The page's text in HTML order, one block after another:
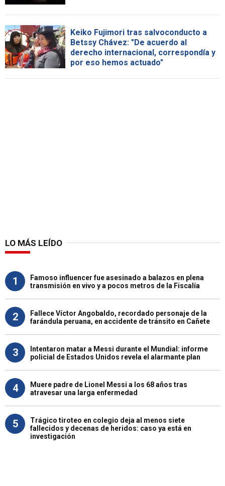
Keiko Fujimori tras salvoconducto a
Betssy Chávez: "De acuerdo al
derecho internacional, correspondía y
por eso hemos actuado"
LO MÁS LEÍDO
1
Famoso influencer fue asesinado a balazos en plena
transmisión en vivo y a pocos metros de la Fiscalía
2
Fallece Víctor Angobaldo, recordado personaje de la
farándula peruana, en accidente de tránsito en Cañete
3
Intentaron matar a Messi durante el Mundial: informe
policial de Estados Unidos revela el alarmante plan
4
Muere padre de Lionel Messi a los 68 años tras
atravesar una larga enfermedad
5
Trágico tiroteo en colegio deja al menos siete
fallecidos y decenas de heridos: caso ya está en
investigación